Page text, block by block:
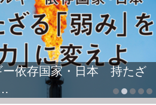
ー依存国家・日本 持たざ